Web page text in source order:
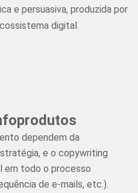
e persuasiva, produzida por
digital.
dependem da
e o copywriting
em todo o processo
de e-mails, etc.).